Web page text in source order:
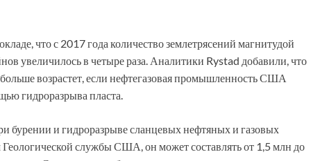
что с 2017 года количество землетрясений магнитудой
увеличилось в четыре раза. Аналитики Rystad добавили, что
возрастет, если нефтегазовая промышленность США
гидроразрыва пласта.
бурении и гидроразрыве сланцевых нефтяных и газовых
службы США, он может составлять от 1,5 млн до